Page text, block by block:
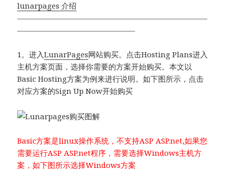
lunarpages 介绍
—————————————————————————
———————————————–
1。进入LunarPages网站购买。点击Hosting Plans进入
主机方案页面，选择你需要的方案开始购买。本文以
Basic Hosting方案为例来进行说明。如下图所示，点击
对应方案的Sign Up Now开始购买
Basic方案是linux操作系统，不支持ASP ASP.net,如果您
需要运行ASP ASP.net程序，需要选择Windows主机方
案，如下图所示选择Windows方案